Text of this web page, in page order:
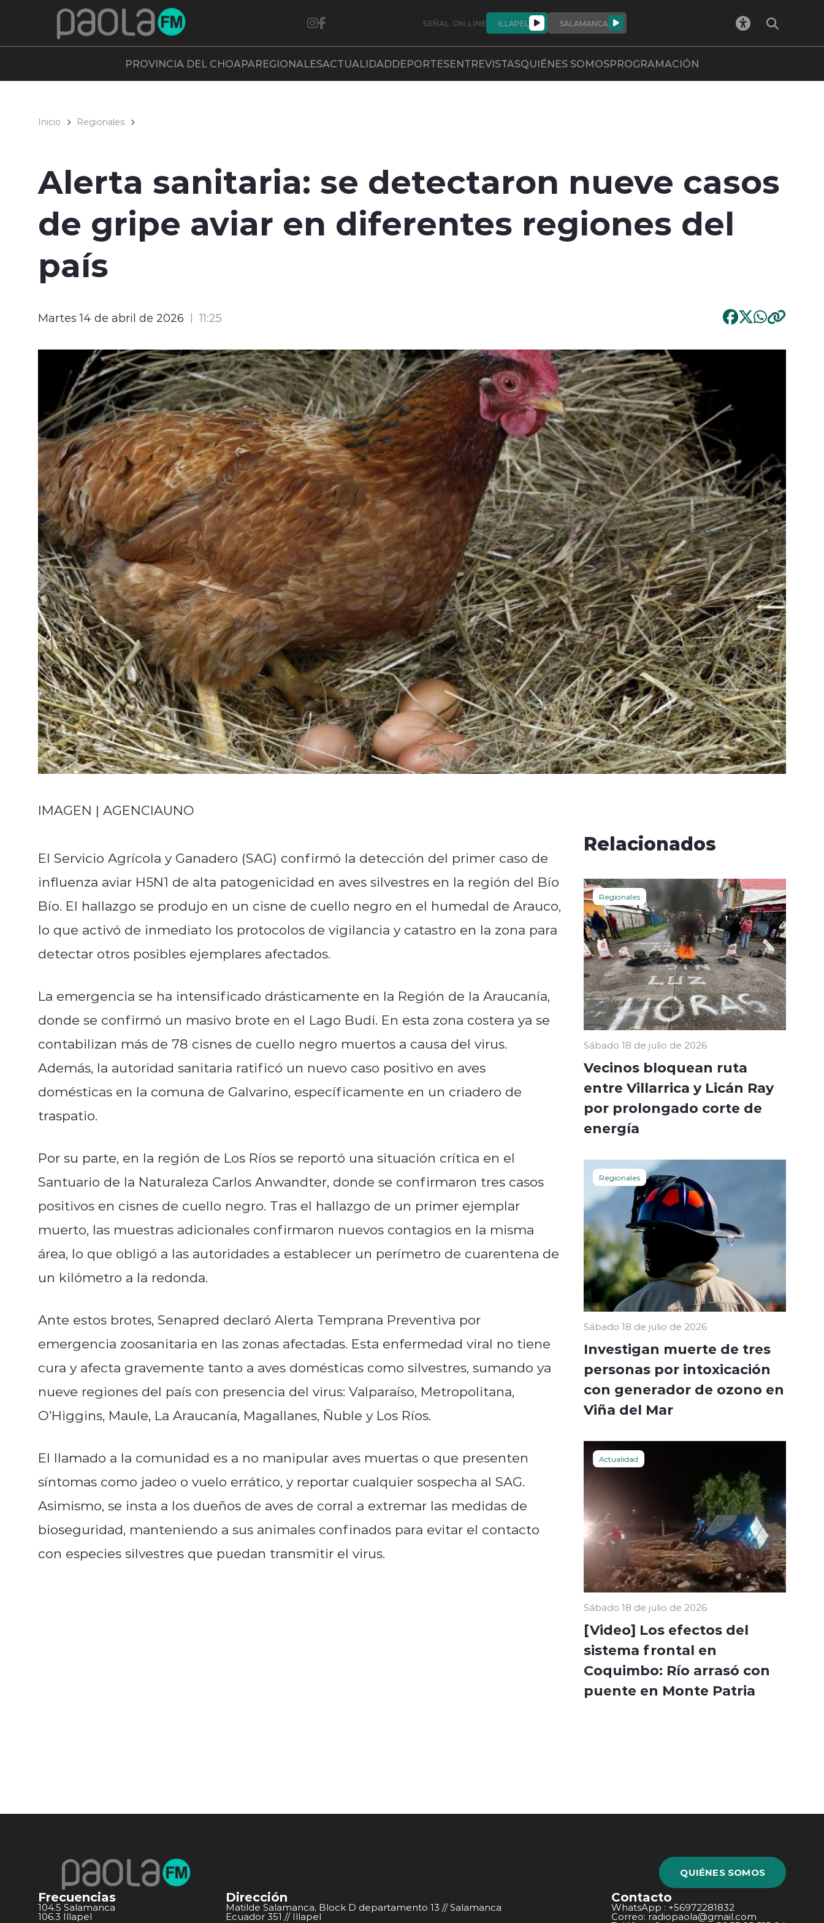
SEÑAL ON LINE ILLAPEL SALAMANCA
PROVINCIA DEL CHOAPAREGIONALESACTUALIDADDEPORTESENTREVISTASQUIÉNES SOMOSPROGRAMACIÓN
Inicio Regionales
Alerta sanitaria: se detectaron nueve casos
de gripe aviar en diferentes regiones del
país
Martes 14 de abril de 2026 11:25
IMAGEN | AGENCIAUNO
El Servicio Agrícola y Ganadero (SAG) confirmó la detección del primer caso de
influenza aviar H5N1 de alta patogenicidad en aves silvestres en la región del Bío
Bío. El hallazgo se produjo en un cisne de cuello negro en el humedal de Arauco,
lo que activó de inmediato los protocolos de vigilancia y catastro en la zona para
detectar otros posibles ejemplares afectados.
La emergencia se ha intensificado drásticamente en la Región de la Araucanía,
donde se confirmó un masivo brote en el Lago Budi. En esta zona costera ya se
contabilizan más de 78 cisnes de cuello negro muertos a causa del virus.
Además, la autoridad sanitaria ratificó un nuevo caso positivo en aves
domésticas en la comuna de Galvarino, específicamente en un criadero de
traspatio.
Por su parte, en la región de Los Ríos se reportó una situación crítica en el
Santuario de la Naturaleza Carlos Anwandter, donde se confirmaron tres casos
positivos en cisnes de cuello negro. Tras el hallazgo de un primer ejemplar
muerto, las muestras adicionales confirmaron nuevos contagios en la misma
área, lo que obligó a las autoridades a establecer un perímetro de cuarentena de
un kilómetro a la redonda.
Ante estos brotes, Senapred declaró Alerta Temprana Preventiva por
emergencia zoosanitaria en las zonas afectadas. Esta enfermedad viral no tiene
cura y afecta gravemente tanto a aves domésticas como silvestres, sumando ya
nueve regiones del país con presencia del virus: Valparaíso, Metropolitana,
O’Higgins, Maule, La Araucanía, Magallanes, Ñuble y Los Ríos.
El llamado a la comunidad es a no manipular aves muertas o que presenten
síntomas como jadeo o vuelo errático, y reportar cualquier sospecha al SAG.
Asimismo, se insta a los dueños de aves de corral a extremar las medidas de
bioseguridad, manteniendo a sus animales confinados para evitar el contacto
con especies silvestres que puedan transmitir el virus.
Relacionados
Regionales
Sábado 18 de julio de 2026
Vecinos bloquean ruta
entre Villarrica y Licán Ray
por prolongado corte de
energía
Regionales
Sábado 18 de julio de 2026
Investigan muerte de tres
personas por intoxicación
con generador de ozono en
Viña del Mar
Actualidad
Sábado 18 de julio de 2026
[Video] Los efectos del
sistema frontal en
Coquimbo: Río arrasó con
puente en Monte Patria
QUIÉNES SOMOS
Frecuencias
104.5 Salamanca
106.3 Illapel
Dirección
Matilde Salamanca, Block D departamento 13 // Salamanca
Ecuador 351 // Illapel
Contacto
WhatsApp : +56972281832
Correo: radiopaola@gmail.com